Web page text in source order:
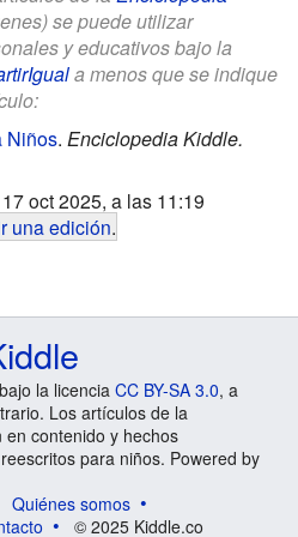
se puede utilizar
y educativos bajo la
a menos que se indique
Niños. Enciclopedia Kiddle.
oct 2025, a las 11:19
una edición.
la licencia CC BY-SA 3.0, a
Los artículos de la
contenido y hechos
para niños. Powered by
Quiénes somos
© 2025 Kiddle.co